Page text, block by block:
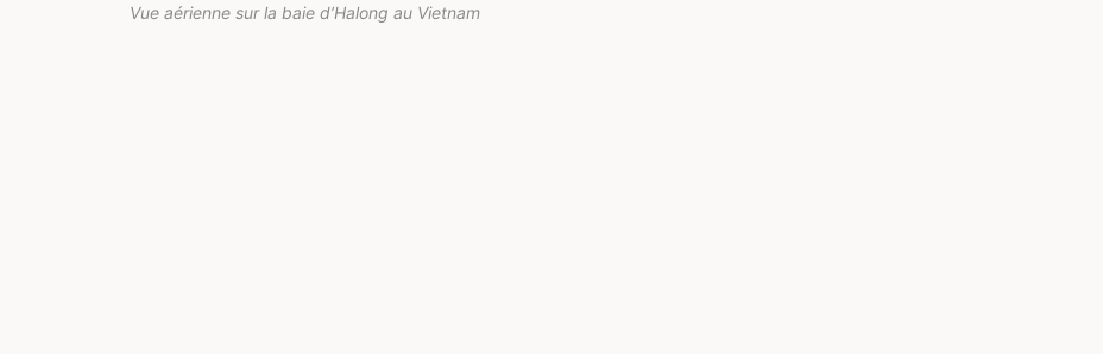
Vue aérienne sur la baie d’Halong au Vietnam